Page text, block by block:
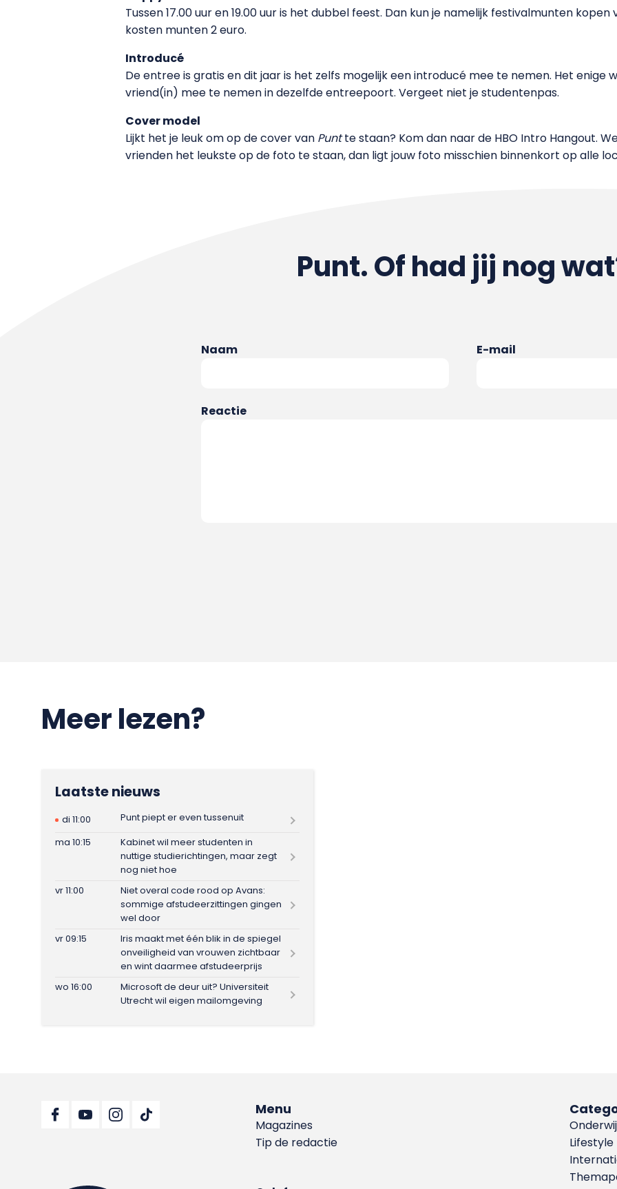
Tussen 17.00 uur en 19.00 uur is het dubbel feest. Dan kun je namelijk festivalmunten kopen
kosten munten 2 euro.
Introducé
De entree is gratis en dit jaar is het zelfs mogelijk een introducé mee te nemen. Het enige
vriend(in) mee te nemen in dezelfde entreepoort. Vergeet niet je studentenpas.
Cover model
Lijkt het je leuk om op de cover van Puntte staan? Kom dan naar de HBO Intro Hangout.
vrienden het leukste op de foto te staan, dan ligt jouw foto misschien binnenkort op alle
Punt. Of had jij nog
Naam E-mail
Reactie
Meer lezen?
Laatste nieuws
di 11:00
Punt piept er even tussenuit
ma 10:15
Kabinet wil meer studenten in
nuttige studierichtingen, maar zegt
nog niet hoe
vr 11:00
Niet overal code rood op Avans:
sommige afstudeerzittingen gingen
wel door
vr 09:15
Iris maakt met één blik in de spiegel
onveiligheid van vrouwen zichtbaar
en wint daarmee afstudeerprijs
wo 16:00
Microsoft de deur uit? Universiteit
Utrecht wil eigen mailomgeving
Menu
Magazines
Tip de redactie
Lifestyle